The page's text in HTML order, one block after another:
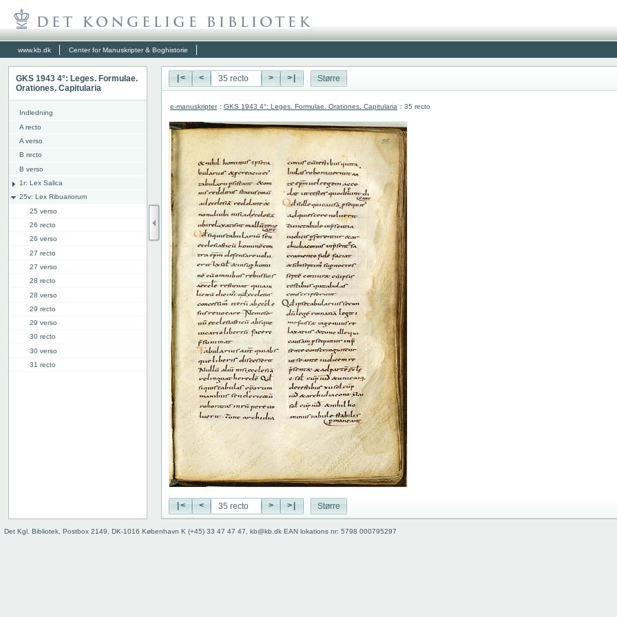
www.kb.dk Center for Manuskripter & Boghistorie
GKS 1943 4°: Leges. Formulae.
Orationes. Capitularia
Indledning
A recto
A verso
B recto
B verso
1r: Lex Salica
25v: Lex Ribuariorum
25 verso
26 recto
26 verso
27 recto
27 verso
28 recto
28 verso
29 recto
29 verso
30 recto
30 verso
31 recto
36 verso
37 recto
|< < > >| Større
e-manuskripter : GKS 1943 4°: Leges. Formulae. Orationes. Capitularia : 35 recto
|< < > >| Større
Det Kgl. Bibliotek, Postbox 2149, DK-1016 København K (+45) 33 47 47 47, kb@kb.dk EAN lokations nr: 5798 000795297